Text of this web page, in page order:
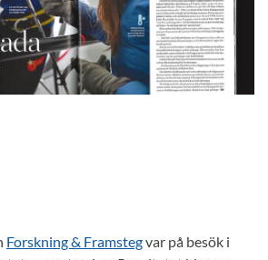
Forskning & Framstegvar på besök i